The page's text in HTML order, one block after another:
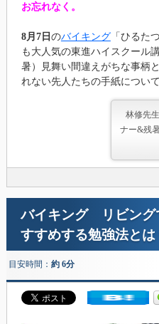
お忘れなく。
8月7日 のバイキング「ひるた
も大人気の東進ハイスクール
暑）見舞い間違えがちな事柄
れない先人たちの手紙につい
林修先
ナー&残
バイキング リビング
すすめする勉強法とは
目安時間： 約 6分